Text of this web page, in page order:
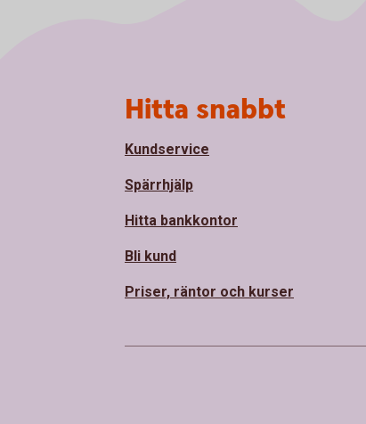
Hitta snabbt
Kundservice
Spärrhjälp
Hitta bankkontor
Bli kund
Priser, räntor och kurser